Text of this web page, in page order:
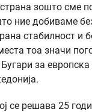
зошто сме
ние добиваме
стабилност и
тоа значи
за
се решава 25